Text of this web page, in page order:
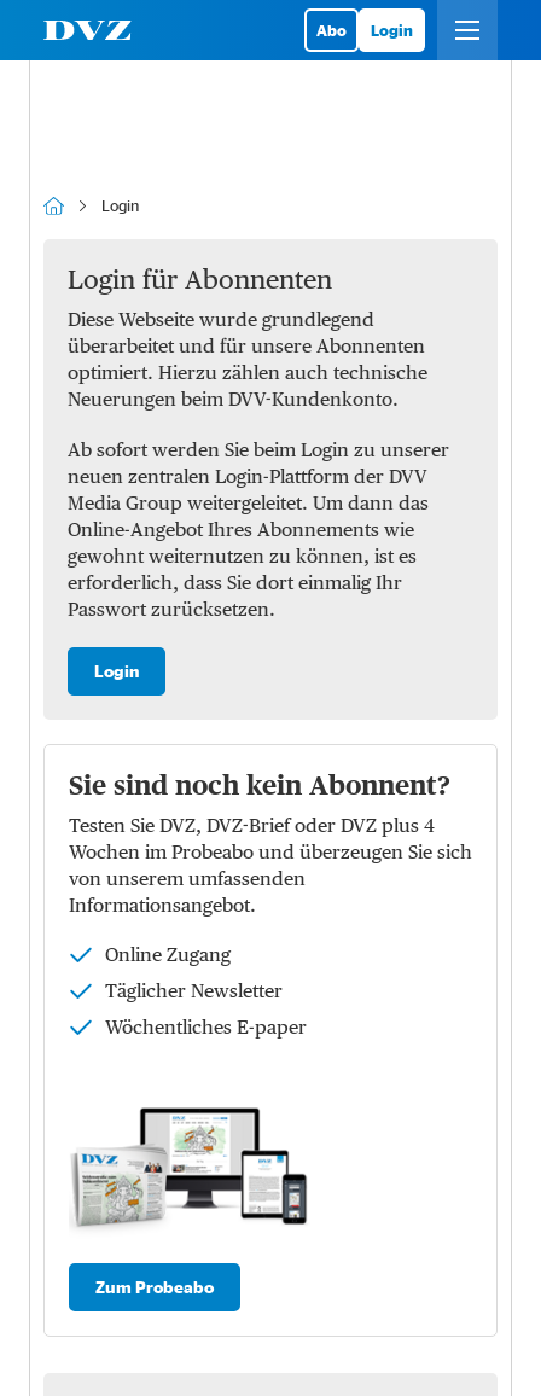
Abo Login
Login
Login für Abonnenten
Diese Webseite wurde grundlegend
überarbeitet und für unsere Abonnenten
optimiert. Hierzu zählen auch technische
Neuerungen beim DVV-Kundenkonto.
Ab sofort werden Sie beim Login zu unserer
neuen zentralen Login-Plattform der DVV
Media Group weitergeleitet. Um dann das
Online-Angebot Ihres Abonnements wie
gewohnt weiternutzen zu können, ist es
erforderlich, dass Sie dort einmalig Ihr
Passwort zurücksetzen.
Login
Sie sind noch kein Abonnent?
Testen Sie DVZ, DVZ-Brief oder DVZ plus 4
Wochen im Probeabo und überzeugen Sie sich
von unserem umfassenden
Informationsangebot.
Online Zugang
Täglicher Newsletter
Wöchentliches E-paper
Zum Probeabo